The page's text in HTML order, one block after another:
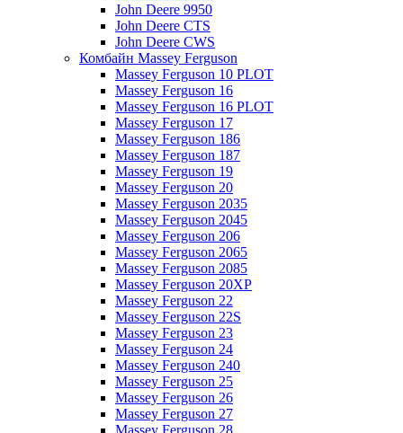
John Deere 9950
John Deere CTS
John Deere CWS
Комбайн Massey Ferguson
Massey Ferguson 10 PLOT
Massey Ferguson 16
Massey Ferguson 16 PLOT
Massey Ferguson 17
Massey Ferguson 186
Massey Ferguson 187
Massey Ferguson 19
Massey Ferguson 20
Massey Ferguson 2035
Massey Ferguson 2045
Massey Ferguson 206
Massey Ferguson 2065
Massey Ferguson 2085
Massey Ferguson 20XP
Massey Ferguson 22
Massey Ferguson 22S
Massey Ferguson 23
Massey Ferguson 24
Massey Ferguson 240
Massey Ferguson 25
Massey Ferguson 26
Massey Ferguson 27
Massey Ferguson 28